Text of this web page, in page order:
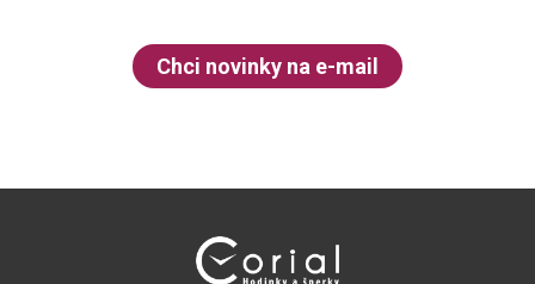
Chci novinky na e-mail